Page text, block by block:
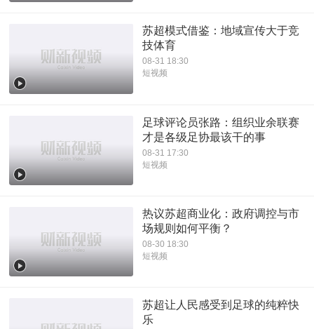
苏超模式借鉴：地域宣传大于竞
技体育
08-31 18:30
短视频
足球评论员张路：组织业余联赛
才是各级足协最该干的事
08-31 17:30
短视频
热议苏超商业化：政府调控与市
场规则如何平衡？
08-30 18:30
短视频
苏超让人民感受到足球的纯粹快
乐